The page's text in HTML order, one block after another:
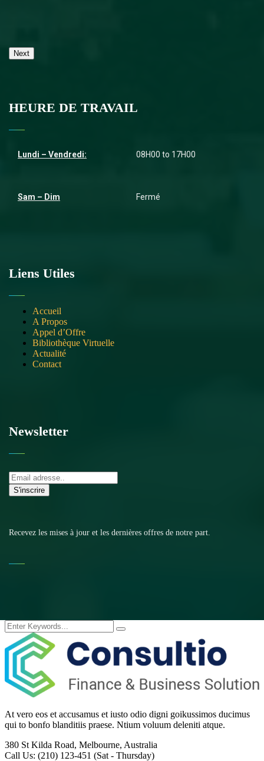
Next
HEURE DE TRAVAIL
Lundi – Vendredi:
Sam – Dim
08H00 to 17H00
Fermé
Liens Utiles
Accueil
A Propos
Appel d’Offre
Bibliothèque Virtuelle
Actualité
Contact
Newsletter
Recevez les mises à jour et les dernières offres de notre part.
At vero eos et accusamus et iusto odio digni goikussimos ducimus
qui to bonfo blanditiis praese. Ntium voluum deleniti atque.
380 St Kilda Road, Melbourne, Australia
Call Us: (210) 123-451 (Sat - Thursday)